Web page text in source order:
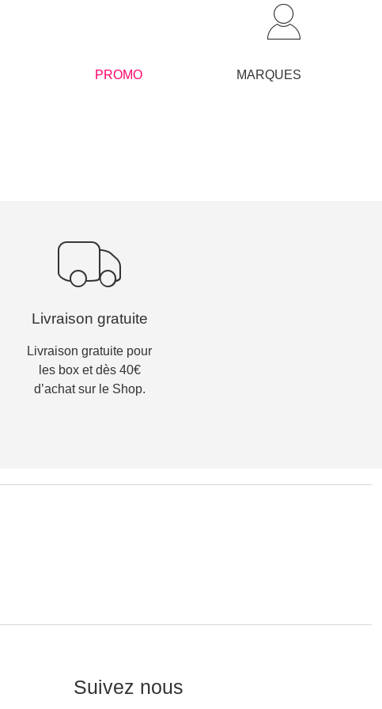
PROMO MARQUES
Livraison gratuite
Livraison gratuite pour
les box et dès 40€
d’achat sur le Shop.
Suivez nous